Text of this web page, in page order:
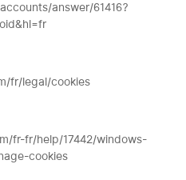
answer/61416?
fr/legal/cookies
fr-fr/help/17442/windows-
cookies